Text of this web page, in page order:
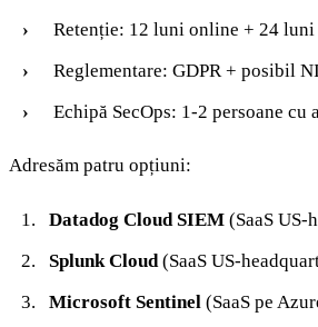
Retenție: 12 luni online + 24 luni
Reglementare: GDPR + posibil
Echipă SecOps: 1-2 persoane cu
Adresăm patru opțiuni:
Datadog Cloud SIEM (SaaS US-
Splunk Cloud(SaaS US-
Microsoft Sentinel (SaaS pe